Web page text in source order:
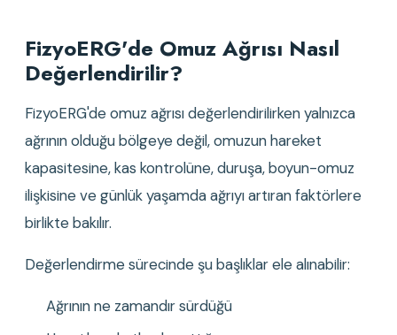
FizyoERG'de Omuz Ağrısı Nasıl
Değerlendirilir?
FizyoERG'de omuz ağrısı değerlendirilirken yalnızca
ağrının olduğu bölgeye değil, omuzun hareket
kapasitesine, kas kontrolüne, duruşa, boyun-omuz
ilişkisine ve günlük yaşamda ağrıyı artıran faktörlere
birlikte bakılır.
Değerlendirme sürecinde şu başlıklar ele alınabilir:
Ağrının ne zamandır sürdüğü